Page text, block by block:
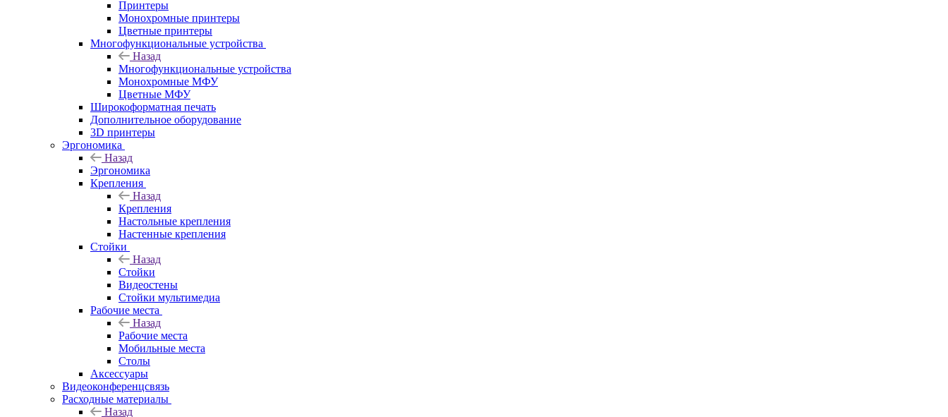
Принтеры
Моноxромныe принтеры
Цвeтныe принтеры
Многофункциональные устройства
Назад
Многофункциональные устройства
Монохромные МФУ
Цветные МФУ
Широкоформатная печать
Дополнительное оборудование
3D принтеры
Эргономика
Назад
Эргономика
Крепления
Назад
Крепления
Настольные крепления
Настенные крепления
Стойки
Назад
Стойки
Видеостены
Стойки мультимедиа
Рабочие места
Назад
Рабочие места
Мобильные места
Столы
Аксессуары
Видеоконференцсвязь
Расходные материалы
Назад